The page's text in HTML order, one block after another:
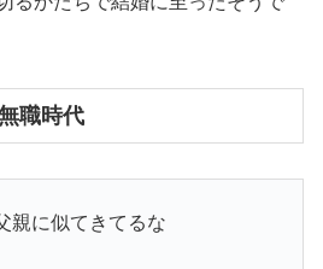
職時代
親に似てきてるな